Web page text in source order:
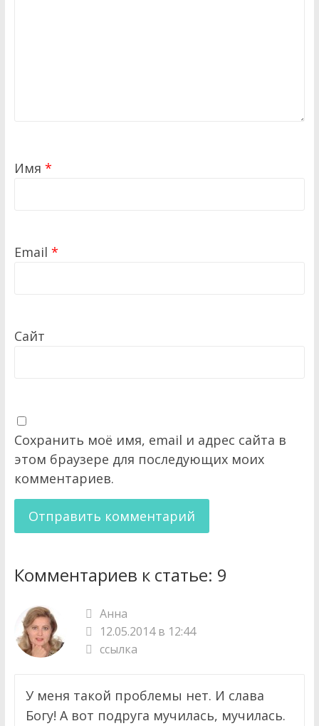
Имя *
Email *
Сайт
Сохранить моё имя, email и адрес сайта в
этом браузере для последующих моих
комментариев.
Комментариев к статье: 9
Анна
12.05.2014 в 12:44
ссылка
У меня такой проблемы нет. И слава
Богу! А вот подруга мучилась, мучилась.